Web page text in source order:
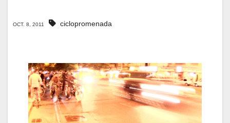
OCT. 8, 2011 ciclopromenada